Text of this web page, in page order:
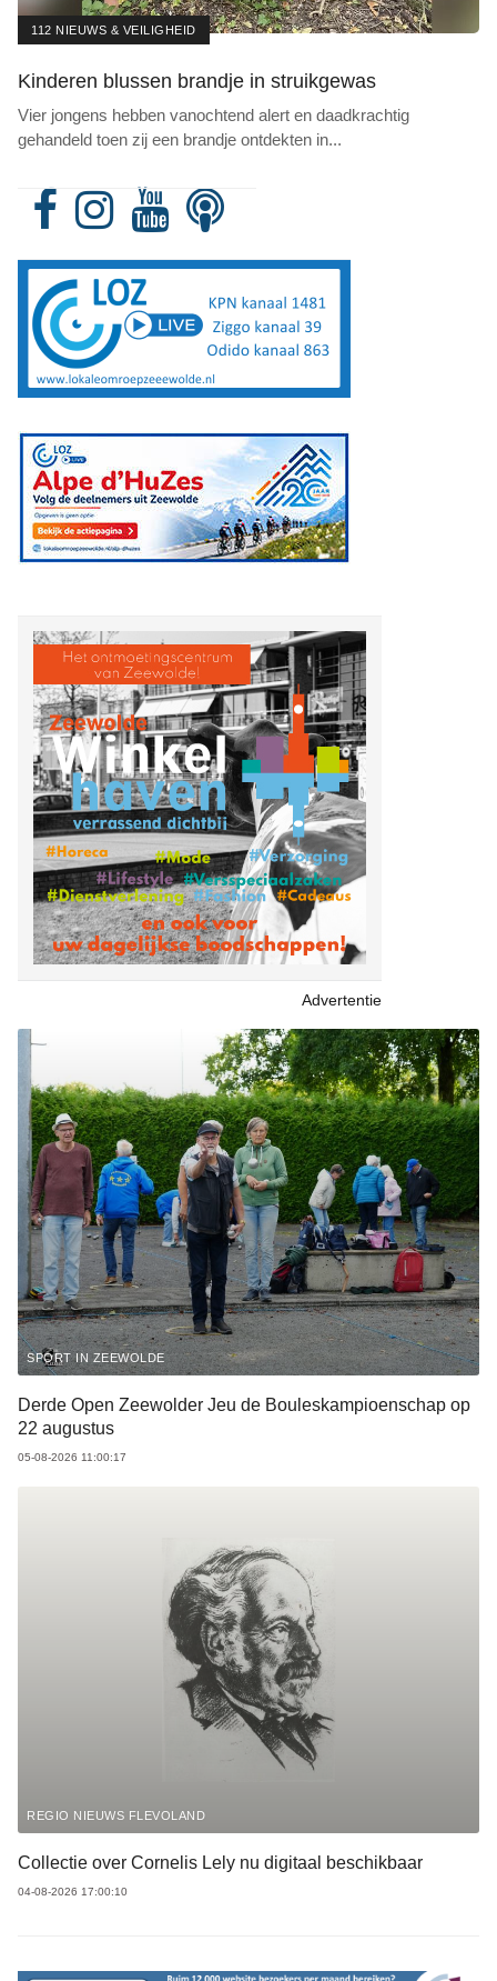
112 NIEUWS & VEILIGHEID
Kinderen blussen brandje in struikgewas
Vier jongens hebben vanochtend alert en daadkrachtig
gehandeld toen zij een brandje ontdekten in...
Advertentie
SPORT IN ZEEWOLDE
Derde Open Zeewolder Jeu de Bouleskampioenschap op
22 augustus
05-08-2026 11:00:17
REGIO NIEUWS FLEVOLAND
Collectie over Cornelis Lely nu digitaal beschikbaar
04-08-2026 17:00:10